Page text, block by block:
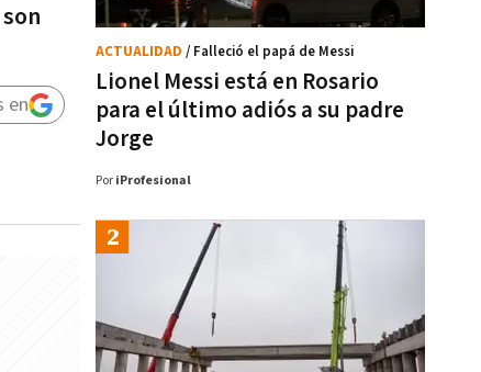
en
Lionel Messi está en Rosario
para el último adiós a su padre
Jorge
ACTUALIDAD / Falleció el papá de Messi
Por iProfesional